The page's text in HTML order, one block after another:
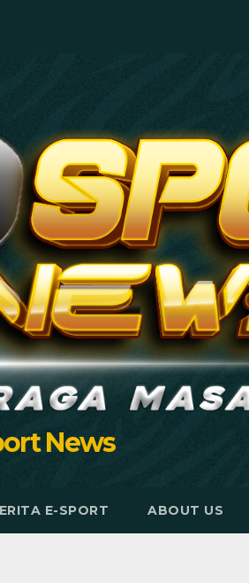
News
E-SPORT ABOUT US